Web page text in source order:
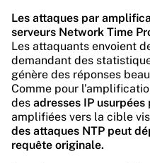
Les attaques par
serveurs Network Time
Les attaquants envoient
demandant des
génère des réponses
Comme pour
des adresses IP usurpées
amplifiées vers la cible
des attaques NTP peut
requête originale.